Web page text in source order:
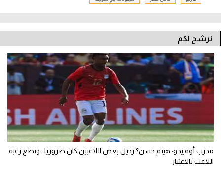
نرشح لكم
مدرب أوفييدو: هيثم حسن؟ رحيل بعض اللاعبين كان ضروريا.. ونضع رغبة
اللاعب بالاعتبار